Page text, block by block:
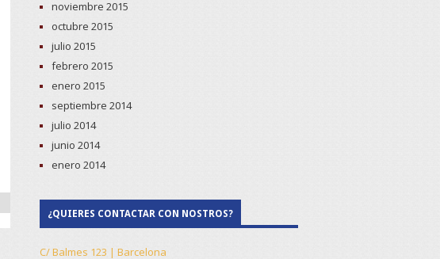
noviembre 2015
octubre 2015
julio 2015
febrero 2015
enero 2015
septiembre 2014
julio 2014
junio 2014
enero 2014
¿QUIERES CONTACTAR CON NOSTROS?
C/ Balmes 123 | Barcelona